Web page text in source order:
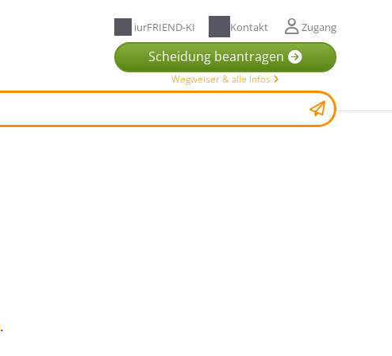
iurFRIEND-KI Kontakt Zugang
Scheidung beantragen
Wegweiser & alle Infos
.